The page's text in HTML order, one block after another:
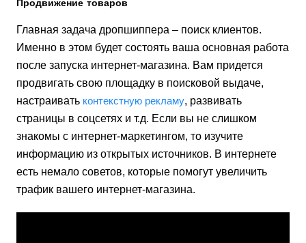
Продвижение товаров
Главная задача дропшиппера – поиск клиентов.
Именно в этом будет состоять ваша основная работа
после запуска интернет-магазина. Вам придется
продвигать свою площадку в поисковой выдаче,
настраивать контекстную рекламу, развивать
страницы в соцсетях и т.д. Если вы не слишком
знакомы с интернет-маркетингом, то изучите
информацию из открытых источников. В интернете
есть немало советов, которые помогут увеличить
трафик вашего интернет-магазина.